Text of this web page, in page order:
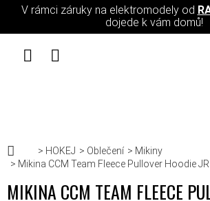
Přejít na obsah
V rámci záruky na elektromodely od
dojede k vám domů!
Domů
HOKEJ Oblečení
Mikiny
Mikina CCM Team Fleece Pullover Hoodie JR
MIKINA CCM TEAM FLEECE